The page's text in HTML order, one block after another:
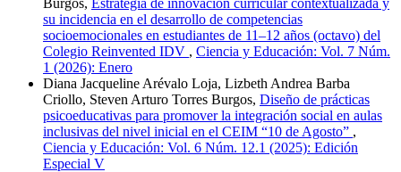
su incidencia en el desarrollo de competencias
socioemocionales en estudiantes de 11–12 años (octavo) del
Colegio Reinvented IDV , Ciencia y Educación: Vol. 7 Núm.
1 (2026): Enero
Diana Jacqueline Arévalo Loja, Lizbeth Andrea Barba
Criollo, Steven Arturo Torres Burgos, Diseño de prácticas
psicoeducativas para promover la integración social en aulas
inclusivas del nivel inicial en el CEIM “10 de Agosto” ,
Ciencia y Educación: Vol. 6 Núm. 12.1 (2025): Edición
Especial V